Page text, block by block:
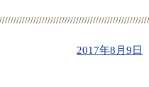
2017年8月9日